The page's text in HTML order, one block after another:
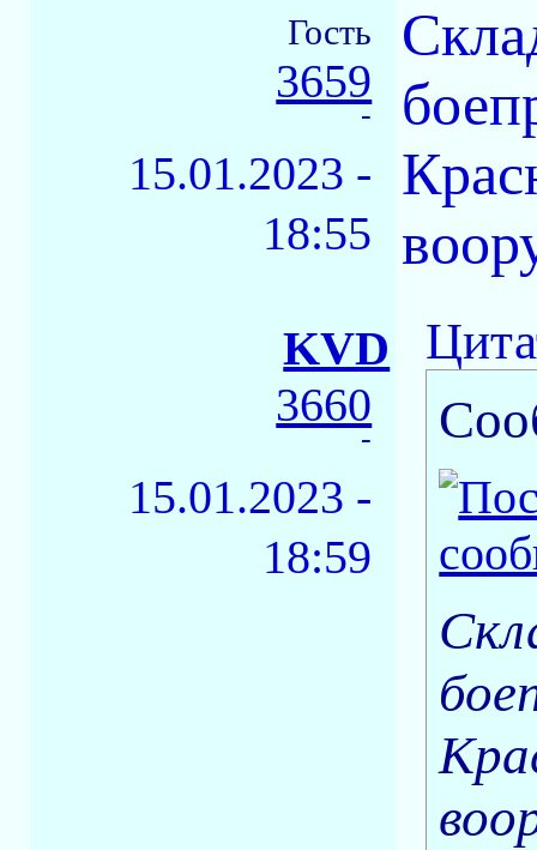
Гость
3659
-
15.01.2023 -
18:55
KVD
3660
-
15.01.2023 -
18:59